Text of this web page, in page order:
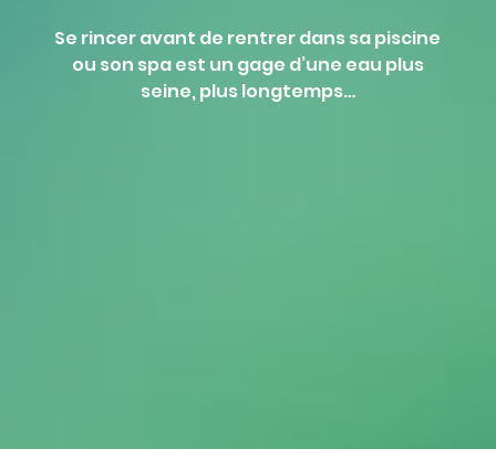
Se rincer avant de rentrer dans sa piscine
ou son spa est un gage d’une eau plus
seine, plus longtemps…